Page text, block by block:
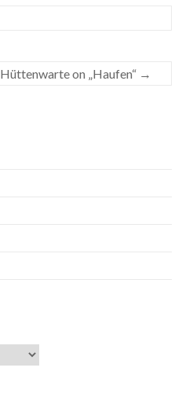
Hüttenwarte on „Haufen“ →